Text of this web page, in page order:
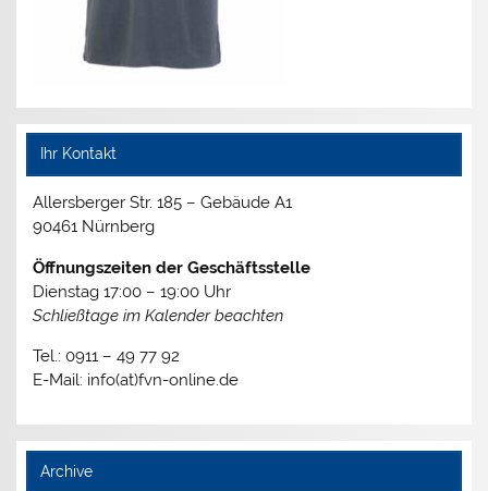
Ihr Kontakt
Allersberger Str. 185 – Gebäude A1
90461 Nürnberg
Öffnungszeiten der Geschäftsstelle
Dienstag 17:00 – 19:00 Uhr
Schließtage im Kalender beachten
Tel.: 0911 – 49 77 92
E-Mail: info(at)fvn-online.de
Archive